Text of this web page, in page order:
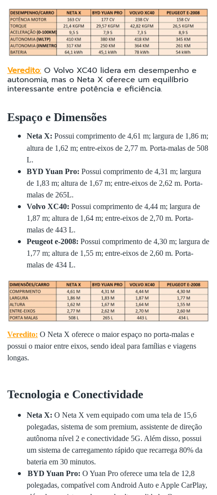
Veredito: O Volvo XC40 lidera em desempenho e
autonomia, mas o Neta X oferece um equilíbrio
interessante entre potência e eficiência.
Espaço e Dimensões
Neta X: Possui comprimento de 4,61 m; largura de 1,86 m;
altura de 1,62 m; entre-eixos de 2,77 m. Porta-malas de 508
L.
BYD Yuan Pro: Possui comprimento de 4,31 m; largura
de 1,83 m; altura de 1,67 m; entre-eixos de 2,62 m. Porta-
malas de 265L.
Volvo XC40: Possui comprimento de 4,44 m; largura de
1,87 m; altura de 1,64 m; entre-eixos de 2,70 m. Porta-
malas de 443 L.
Peugeot e-2008: Possui comprimento de 4,30 m; largura de
1,77 m; altura de 1,55 m; entre-eixos de 2,60 m. Porta-
malas de 434 L.
Veredito: O Neta X oferece o maior espaço no porta-malas e
possui o maior entre eixos, sendo ideal para famílias e viagens
longas.
Tecnologia e Conectividade
Neta X: O Neta X vem equipado com uma tela de 15,6
polegadas, sistema de som premium, assistente de direção
autônoma nível 2 e conectividade 5G. Além disso, possui
um sistema de carregamento rápido que recarrega 80% da
bateria em 30 minutos.
BYD Yuan Pro: O Yuan Pro oferece uma tela de 12,8
polegadas, compatível com Android Auto e Apple CarPlay,